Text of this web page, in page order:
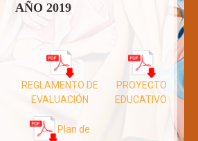
AÑO 2019
REGLAMENTO DE
EVALUACIÓN
PROYECTO
EDUCATIVO
Plan de